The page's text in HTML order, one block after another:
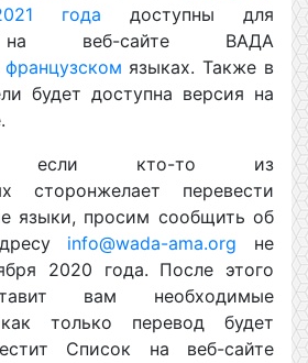
года доступны для
на веб-сайте ВАДА
французском языках. Также в
будет доступна версия на
если кто-то из
сторонжелает перевести
языки, просим сообщить об
info@wada-ama.org не
2020 года. После этого
вам необходимые
только перевод будет
Список на веб-сайте